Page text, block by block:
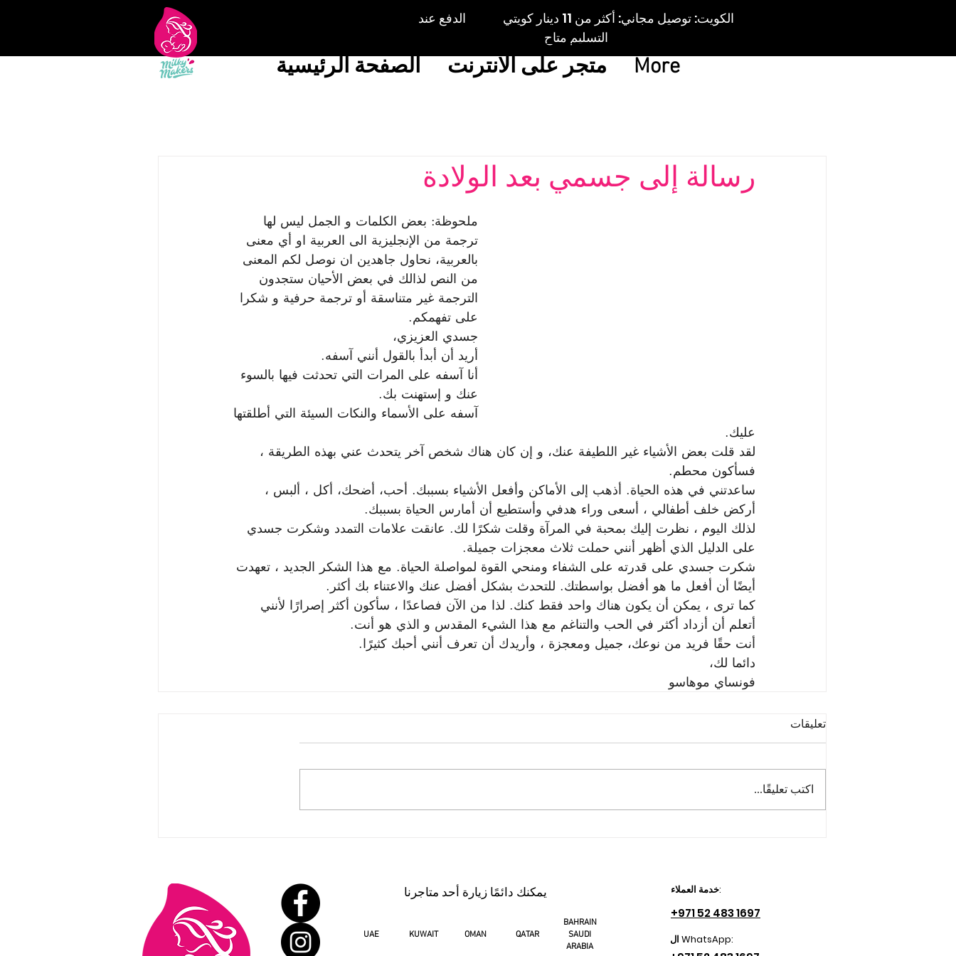
الكويت: توصيل مجاني: أكثر من 11 دينار كويتي الدفع عند
التسليم متاح
الصفحة الرئيسية متجر على الانترنت More
رسالة إلى جسمي بعد الولادة
ملحوظة: بعض الكلمات و الجمل ليس لها
ترجمة من الإنجليزية الى العربية او أي معنى
بالعربية، نحاول جاهدين ان نوصل لكم المعنى
من النص لذالك في بعض الأحيان ستجدون
الترجمة غير متناسقة أو ترجمة حرفية و شكرا
على تفهمكم.
جسدي العزيزي،
أريد أن أبدأ بالقول أنني آسفه.
أنا آسفه على المرات التي تحدثت فيها بالسوء
عنك و إستهنت بك.
آسفه على الأسماء والنكات السيئة التي أطلقتها
عليك.
لقد قلت بعض الأشياء غير اللطيفة عنك، و إن كان هناك شخص آخر يتحدث عني بهذه الطريقة ،
فسأكون محطم.
ساعدتني في هذه الحياة. أذهب إلى الأماكن وأفعل الأشياء بسببك. أحب، أضحك، أكل ، ألبس ،
أركض خلف أطفالي ، أسعى وراء هدفي وأستطيع أن أمارس الحياة بسببك.
لذلك اليوم ، نظرت إليك بمحبة في المرآة وقلت شكرًا لك. عانقت علامات التمدد وشكرت جسدي
على الدليل الذي أظهر أنني حملت ثلاث معجزات جميلة.
شكرت جسدي على قدرته على الشفاء ومنحي القوة لمواصلة الحياة. مع هذا الشكر الجديد ، تعهدت
أيضًا أن أفعل ما هو أفضل بواسطتك. للتحدث بشكل أفضل عنك والاعتناء بك أكثر.
كما ترى ، يمكن أن يكون هناك واحد فقط كنك. لذا من الآن فصاعدًا ، سأكون أكثر إصرارًا لأنني
أتعلم أن أزداد أكثر في الحب والتناغم مع هذا الشيء المقدس و الذي هو أنت.
أنت حقًا فريد من نوعك، جميل ومعجزة ، وأريدك أن تعرف أنني أحبك كثيرًا.
دائما لك،
فونساي موهاسو
تعليقات
اكتب تعليقًا...
يمكنك دائمًا زيارة أحد متاجرنا
UAE KUWAIT OMAN QATAR
BAHRAIN
SAUDI
ARABIA
خدمة العملاء:
+971 52 483 1697
ال WhatsApp: